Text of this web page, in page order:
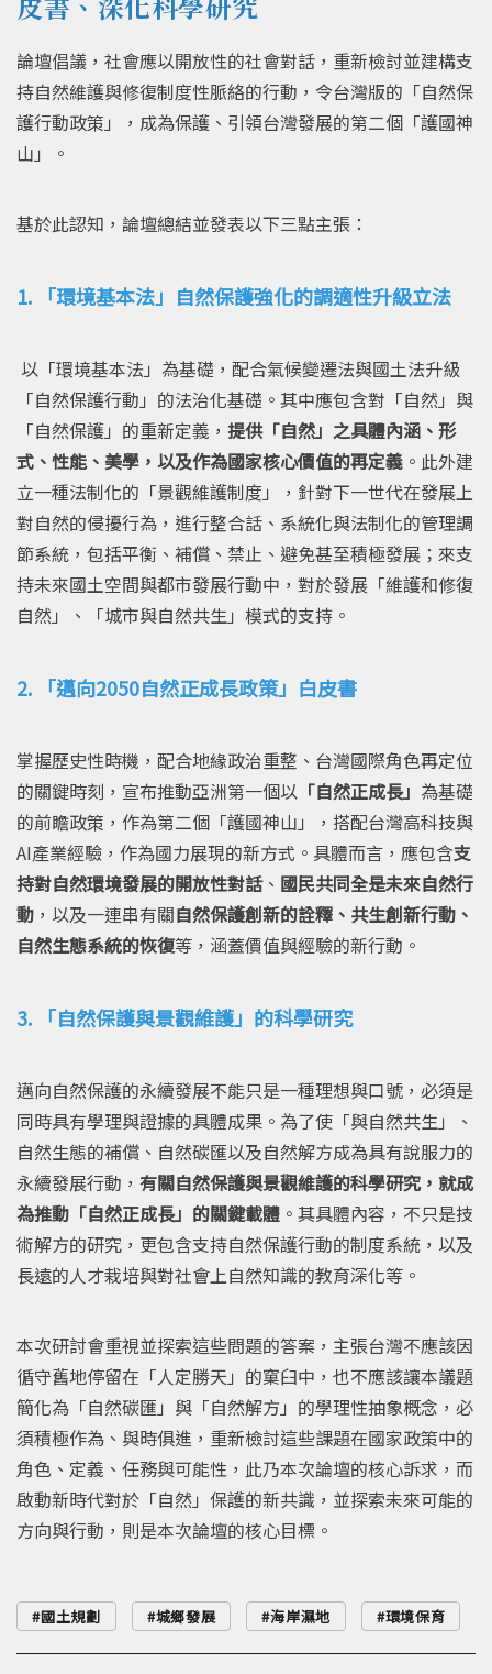
論壇倡議，社會應以開放性的社會對話，重新檢討並建構支
持自然維護與修復制度性脈絡的行動，令台灣版的「自然保
護行動政策」，成為保護、引領台灣發展的第二個「護國神
山」。
基於此認知，論壇總結並發表以下三點主張：
1. 「環境基本法」自然保護強化的調適性升級立法
以「環境基本法」為基礎，配合氣候變遷法與國土法升級
「自然保護行動」的法治化基礎。其中應包含對「自然」與
「自然保護」的重新定義， 提供「自然」之具體內涵、形
式、性能、美學，以及作為國家核心價值的再定義 。此外建
立一種法制化的「景觀維護制度」，針對下一世代在發展上
對自然的侵擾行為，進行整合話、系統化與法制化的管理調
節系統，包括平衡、補償、禁止、避免甚至積極發展；來支
持未來國土空間與都市發展行動中，對於發展「維護和修復
自然」、「城市與自然共生」模式的支持。
2. 「邁向2050自然正成長政策」白皮書
掌握歷史性時機，配合地緣政治重整、台灣國際角色再定位
的關鍵時刻，宣布推動亞洲第一個以 「自然正成長」 為基礎
的前瞻政策，作為第二個「護國神山」，搭配台灣高科技與
AI產業經驗，作為國力展現的新方式。具體而言，應包含支
持對自然環境發展的開放性對話、 國民共同全是未來自然行
動 ，以及一連串有關自然保護創新的詮釋、共生創新行動、
自然生態系統的恢復等，涵蓋價值與經驗的新行動。
3. 「自然保護與景觀維護」的科學研究
邁向自然保護的永續發展不能只是一種理想與口號，必須是
同時具有學理與證據的具體成果。為了使「與自然共生」、
自然生態的補償、自然碳匯以及自然解方成為具有說服力的
永續發展行動， 有關自然保護與景觀維護的科學研究，就成
為推動「自然正成長」的關鍵載體 。其具體內容，不只是技
術解方的研究，更包含支持自然保護行動的制度系統，以及
長遠的人才栽培與對社會上自然知識的教育深化等。
本次研討會重視並探索這些問題的答案，主張台灣不應該因
循守舊地停留在「人定勝天」的窠臼中，也不應該讓本議題
簡化為「自然碳匯」與「自然解方」的學理性抽象概念，必
須積極作為、與時俱進，重新檢討這些課題在國家政策中的
角色、定義、任務與可能性，此乃本次論壇的核心訴求，而
啟動新時代對於「自然」保護的新共識，並探索未來可能的
方向與行動，則是本次論壇的核心目標。
國土規劃 城鄉發展 海岸濕地 環境保育